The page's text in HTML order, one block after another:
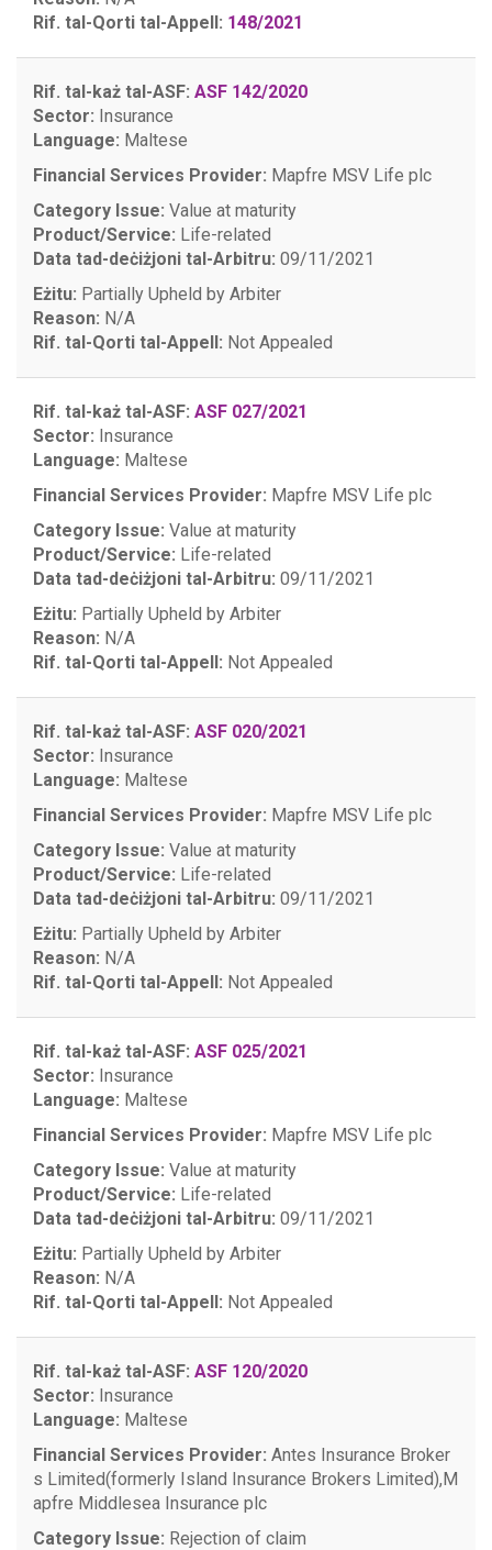
Rif. tal-Qorti tal-Appell: 148/2021
Rif. tal-każ tal-ASF: ASF 142/2020
Sector: Insurance
Language: Maltese
Financial Services Provider: Mapfre MSV Life plc
Category Issue: Value at maturity
Product/Service: Life-related
Data tad-deċiżjoni tal-Arbitru: 09/11/2021
Eżitu: Partially Upheld by Arbiter
Reason: N/A
Rif. tal-Qorti tal-Appell: Not Appealed
Rif. tal-każ tal-ASF: ASF 027/2021
Sector: Insurance
Language: Maltese
Financial Services Provider: Mapfre MSV Life plc
Category Issue: Value at maturity
Product/Service: Life-related
Data tad-deċiżjoni tal-Arbitru: 09/11/2021
Eżitu: Partially Upheld by Arbiter
Reason: N/A
Rif. tal-Qorti tal-Appell: Not Appealed
Rif. tal-każ tal-ASF: ASF 020/2021
Sector: Insurance
Language: Maltese
Financial Services Provider: Mapfre MSV Life plc
Category Issue: Value at maturity
Product/Service: Life-related
Data tad-deċiżjoni tal-Arbitru: 09/11/2021
Eżitu: Partially Upheld by Arbiter
Reason: N/A
Rif. tal-Qorti tal-Appell: Not Appealed
Rif. tal-każ tal-ASF: ASF 025/2021
Sector: Insurance
Language: Maltese
Financial Services Provider: Mapfre MSV Life plc
Category Issue: Value at maturity
Product/Service: Life-related
Data tad-deċiżjoni tal-Arbitru: 09/11/2021
Eżitu: Partially Upheld by Arbiter
Reason: N/A
Rif. tal-Qorti tal-Appell: Not Appealed
Rif. tal-każ tal-ASF: ASF 120/2020
Sector: Insurance
Language: Maltese
Financial Services Provider: Antes Insurance Broker
s Limited(formerly Island Insurance Brokers Limited),M
apfre Middlesea Insurance plc
Category Issue: Rejection of claim